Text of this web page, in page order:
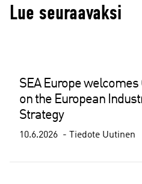
Lue seuraavaksi
SEA Europe
on the European
Strategy
10.6.2026 Tiedote Uutinen